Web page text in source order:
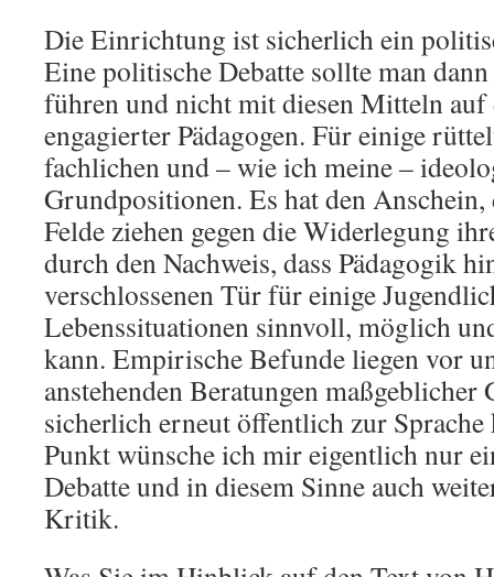
Die Einrichtung ist sicherlich ein
Eine politische Debatte sollte man
führen und nicht mit diesen Mitteln auf
engagierter Pädagogen. Für einige
fachlichen und – wie ich meine –
Grundpositionen. Es hat den
Felde ziehen gegen die Widerlegung
durch den Nachweis, dass Pädagogik
verschlossenen Tür für einige
Lebenssituationen sinnvoll, möglich
kann. Empirische Befunde liegen vor
anstehenden Beratungen maßgeblicher
sicherlich erneut öffentlich zur
Punkt wünsche ich mir eigentlich nur
Debatte und in diesem Sinne auch
Kritik.